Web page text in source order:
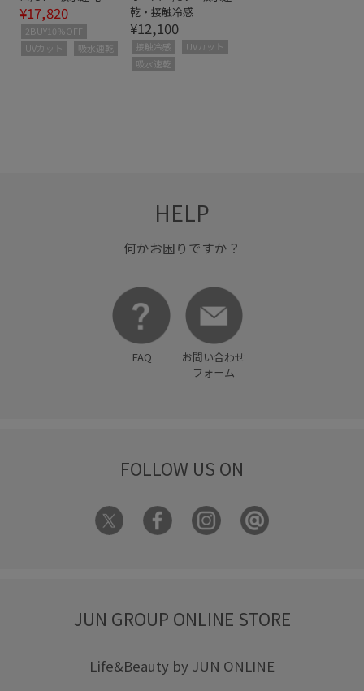
¥17,820
2BUY10%OFF
UVカット
吸水速乾
乾・接触冷感
¥12,100
接触冷感
UVカット
吸水速乾
HELP
何かお困りですか？
FAQ
お問い合わせ
フォーム
FOLLOW US ON
JUN GROUP ONLINE STORE
Life&Beauty by JUN ONLINE